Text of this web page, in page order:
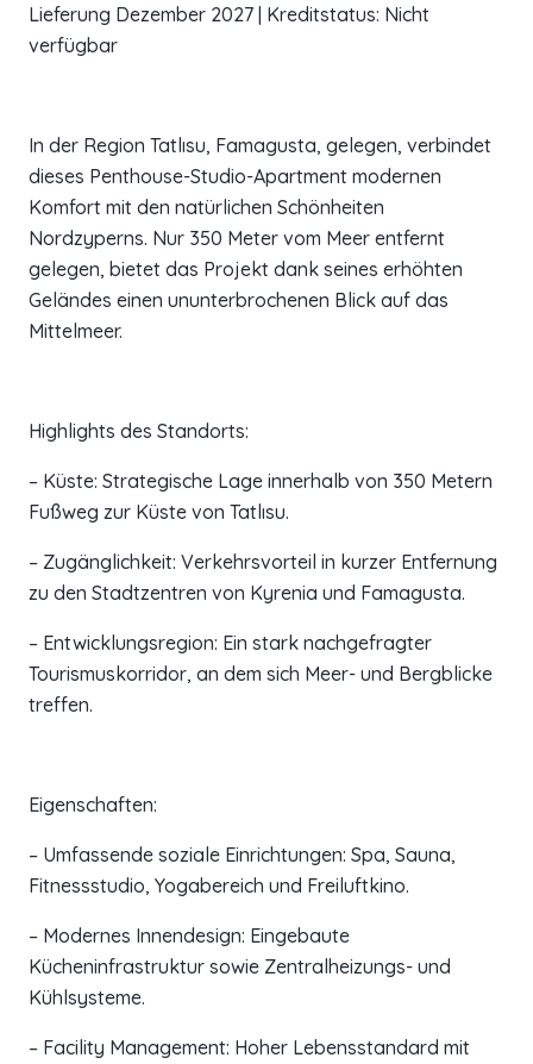
Lieferung Dezember 2027 | Kreditstatus: Nicht
verfügbar
In der Region Tatlısu, Famagusta, gelegen, verbindet
dieses Penthouse-Studio-Apartment modernen
Komfort mit den natürlichen Schönheiten
Nordzyperns. Nur 350 Meter vom Meer entfernt
gelegen, bietet das Projekt dank seines erhöhten
Geländes einen ununterbrochenen Blick auf das
Mittelmeer.
Highlights des Standorts:
– Küste: Strategische Lage innerhalb von 350 Metern
Fußweg zur Küste von Tatlısu.
– Zugänglichkeit: Verkehrsvorteil in kurzer Entfernung
zu den Stadtzentren von Kyrenia und Famagusta.
– Entwicklungsregion: Ein stark nachgefragter
Tourismuskorridor, an dem sich Meer- und Bergblicke
treffen.
Eigenschaften:
– Umfassende soziale Einrichtungen: Spa, Sauna,
Fitnessstudio, Yogabereich und Freiluftkino.
– Modernes Innendesign: Eingebaute
Kücheninfrastruktur sowie Zentralheizungs- und
Kühlsysteme.
– Facility Management: Hoher Lebensstandard mit